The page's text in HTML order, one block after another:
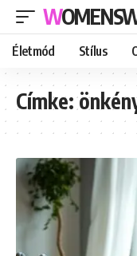
Életmód Stílus
Címke: